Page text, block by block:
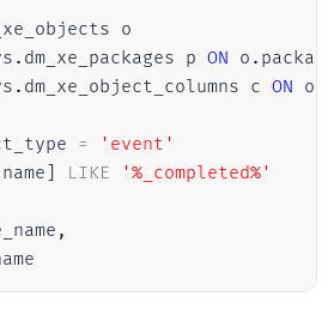
o
. dm_xe_packages p ON o .
. dm_xe_object_columns c ON o
=
'event'
name] LIKE
'%_completed%'
,